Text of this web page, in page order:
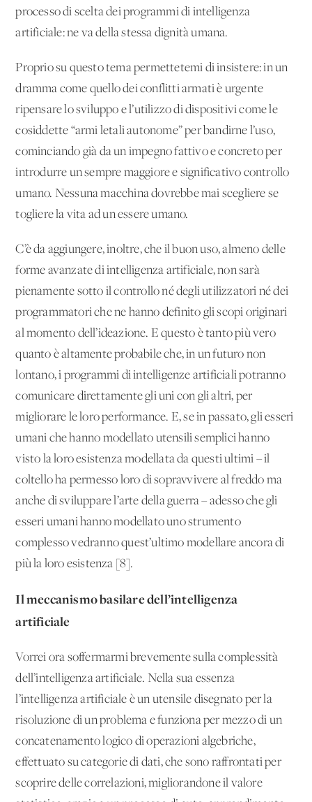
processo di scelta dei programmi di intelligenza
artificiale: ne va della stessa dignità umana.
Proprio su questo tema permettetemi di insistere: in un
dramma come quello dei conflitti armati è urgente
ripensare lo sviluppo e l’utilizzo di dispositivi come le
cosiddette “armi letali autonome” per bandirne l’uso,
cominciando già da un impegno fattivo e concreto per
introdurre un sempre maggiore e significativo controllo
umano. Nessuna macchina dovrebbe mai scegliere se
togliere la vita ad un essere umano.
C’è da aggiungere, inoltre, che il buon uso, almeno delle
forme avanzate di intelligenza artificiale, non sarà
pienamente sotto il controllo né degli utilizzatori né dei
programmatori che ne hanno definito gli scopi originari
al momento dell’ideazione. E questo è tanto più vero
quanto è altamente probabile che, in un futuro non
lontano, i programmi di intelligenze artificiali potranno
comunicare direttamente gli uni con gli altri, per
migliorare le loro performance. E, se in passato, gli esseri
umani che hanno modellato utensili semplici hanno
visto la loro esistenza modellata da questi ultimi – il
coltello ha permesso loro di sopravvivere al freddo ma
anche di sviluppare l’arte della guerra – adesso che gli
esseri umani hanno modellato uno strumento
complesso vedranno quest’ultimo modellare ancora di
più la loro esistenza [8].
Il meccanismo basilare dell’intelligenza
artificiale
Vorrei ora soffermarmi brevemente sulla complessità
dell’intelligenza artificiale. Nella sua essenza
l’intelligenza artificiale è un utensile disegnato per la
risoluzione di un problema e funziona per mezzo di un
concatenamento logico di operazioni algebriche,
effettuato su categorie di dati, che sono raffrontati per
scoprire delle correlazioni, migliorandone il valore